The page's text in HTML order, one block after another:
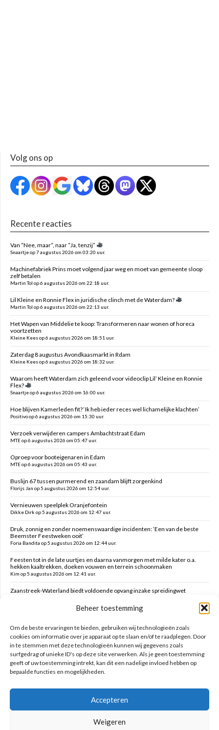
Beheer toestemming
Om de beste ervaringen te bieden, gebruiken wij technologieën zoals
cookies om informatie over je apparaat op te slaan en/of te raadplegen. Door
in te stemmen met deze technologieën kunnen wij gegevens zoals
surfgedrag of unieke ID's op deze site verwerken. Als je geen toestemming
geeft of uw toestemming intrekt, kan dit een nadelige invloed hebben op
bepaalde functies en mogelijkheden.
Accepteren
Weigeren
Volg ons op
Recente reacties
Van “Nee, maar”, naar “Ja, tenzij”
Snaartje op 7 augustus 2026 om 03:20 uur.
Machinefabriek Prins moet volgend jaar weg en moet van gemeente sloop
zelf betalen
Martin Tol op 6 augustus 2026 om 22:18 uur.
Lil Kleine en Ronnie Flex in juridische clinch met de Waterdam?
Martin Tol op 6 augustus 2026 om 22:13 uur.
Het Wapen van Middelie te koop: Transformeren naar wonen of horeca
voortzetten
Kleine Kees op 6 augustus 2026 om 18:51 uur.
Zaterdag 8 augustus Avondkaasmarkt in Rdam
Kleine Kees op 6 augustus 2026 om 18:32 uur.
Waarom heeft Waterdam zich geleend voor videoclip Lil’ Kleine en Ronnie
Flex?
Snaartje op 6 augustus 2026 om 16:00 uur.
Hoe blijven Kamerleden fit? ‘Ik heb ieder reces wel lichamelijke klachten’
Positivo op 6 augustus 2026 om 15:30 uur.
Verzoek verwijderen campers Ambachtstraat Edam
MTE op 6 augustus 2026 om 05:47 uur.
Oproep voor booteigenaren in Edam
MTE op 6 augustus 2026 om 05:43 uur.
Buslijn 67 tussen purmerend en zaandam blijft zorgenkind
Florijs Jan op 5 augustus 2026 om 12:54 uur.
Vernieuwen speelplek Oranjefontein
Dikke Dirk op 5 augustus 2026 om 12:47 uur.
Druk, zonnig en zonder noemenswaardige incidenten: ’Een van de beste
Beemster Feestweken ooit’
Foria Bandita op 5 augustus 2026 om 12:44 uur.
Feesten tot in de late uurtjes en daarna vanmorgen met milde kater o.a.
hekken kaaltrekken, doeken vouwen en terrein schoonmaken
Kim op 5 augustus 2026 om 12:41 uur.
Zaanstreek-Waterland biedt voldoende opvang inzake spreidingwet
Zoeken op deze site